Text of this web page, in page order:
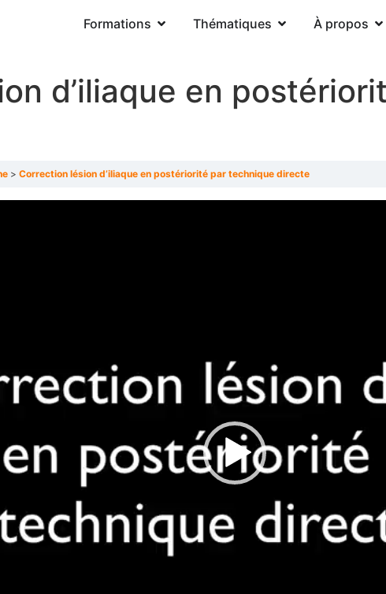
Formations Thématiques À propos
d’iliaque en
Correction lésion d’iliaque en postériorité par technique directe